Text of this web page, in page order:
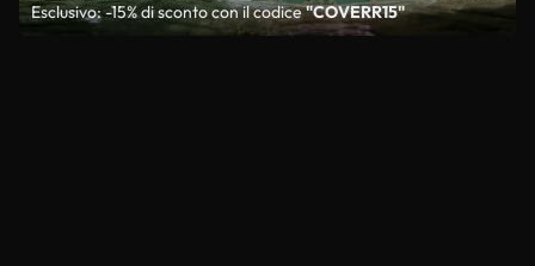
Esclusivo: -15% di sconto con il codice"COVERR15"